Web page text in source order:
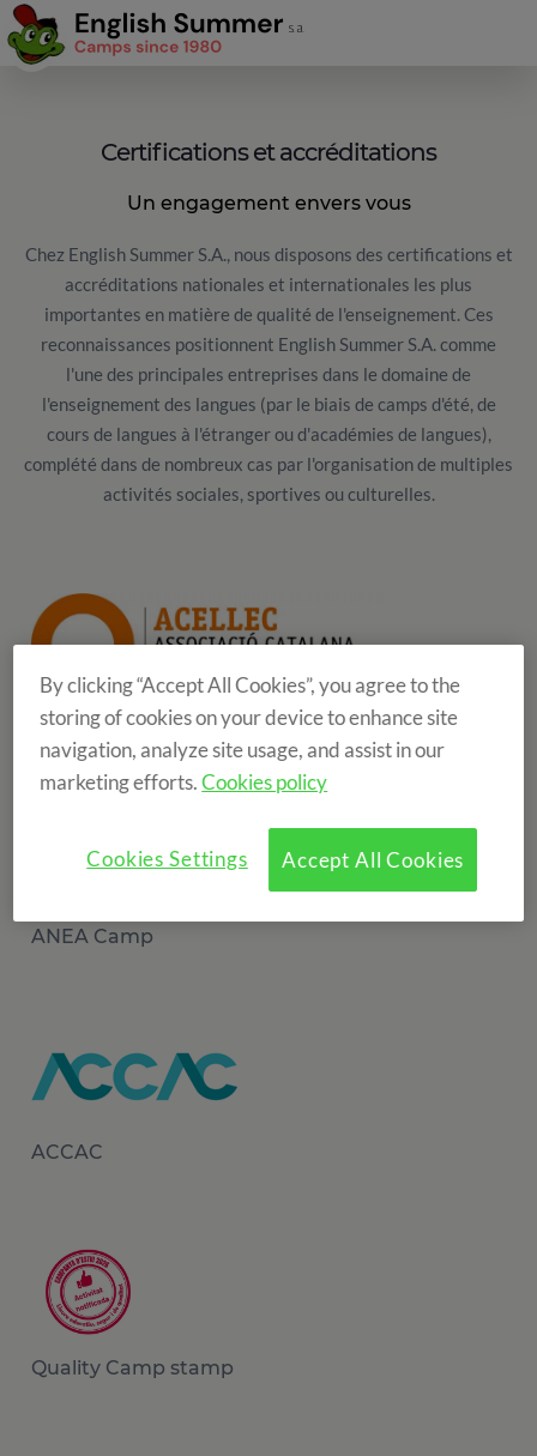
Certifications et accréditations
Un engagement envers vous
Chez English Summer S.A., nous disposons des certifications et
accréditations nationales et internationales les plus
importantes en matière de qualité de l'enseignement. Ces
reconnaissances positionnent English Summer S.A. comme
l'une des principales entreprises dans le domaine de
l'enseignement des langues (par le biais de camps d'été, de
cours de langues à l'étranger ou d'académies de langues),
complété dans de nombreux cas par l'organisation de multiples
activités sociales, sportives ou culturelles.
ACELLEC
ANEA Camp
ACCAC
Quality Camp stamp
By clicking “Accept All Cookies”, you agree to the
storing of cookies on your device to enhance site
navigation, analyze site usage, and assist in our
marketing efforts.Cookies policy
Accept All Cookies
Cookies Settings